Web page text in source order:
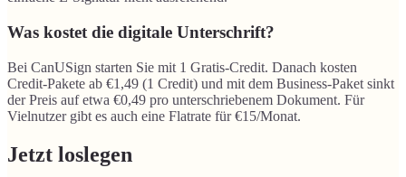
Was kostet die digitale Unterschrift?
Bei CanUSign starten Sie mit 1 Gratis-Credit. Danach kosten
Credit-Pakete ab €1,49 (1 Credit) und mit dem Business-Paket sinkt
der Preis auf etwa €0,49 pro unterschriebenem Dokument. Für
Vielnutzer gibt es auch eine Flatrate für €15/Monat.
Jetzt loslegen